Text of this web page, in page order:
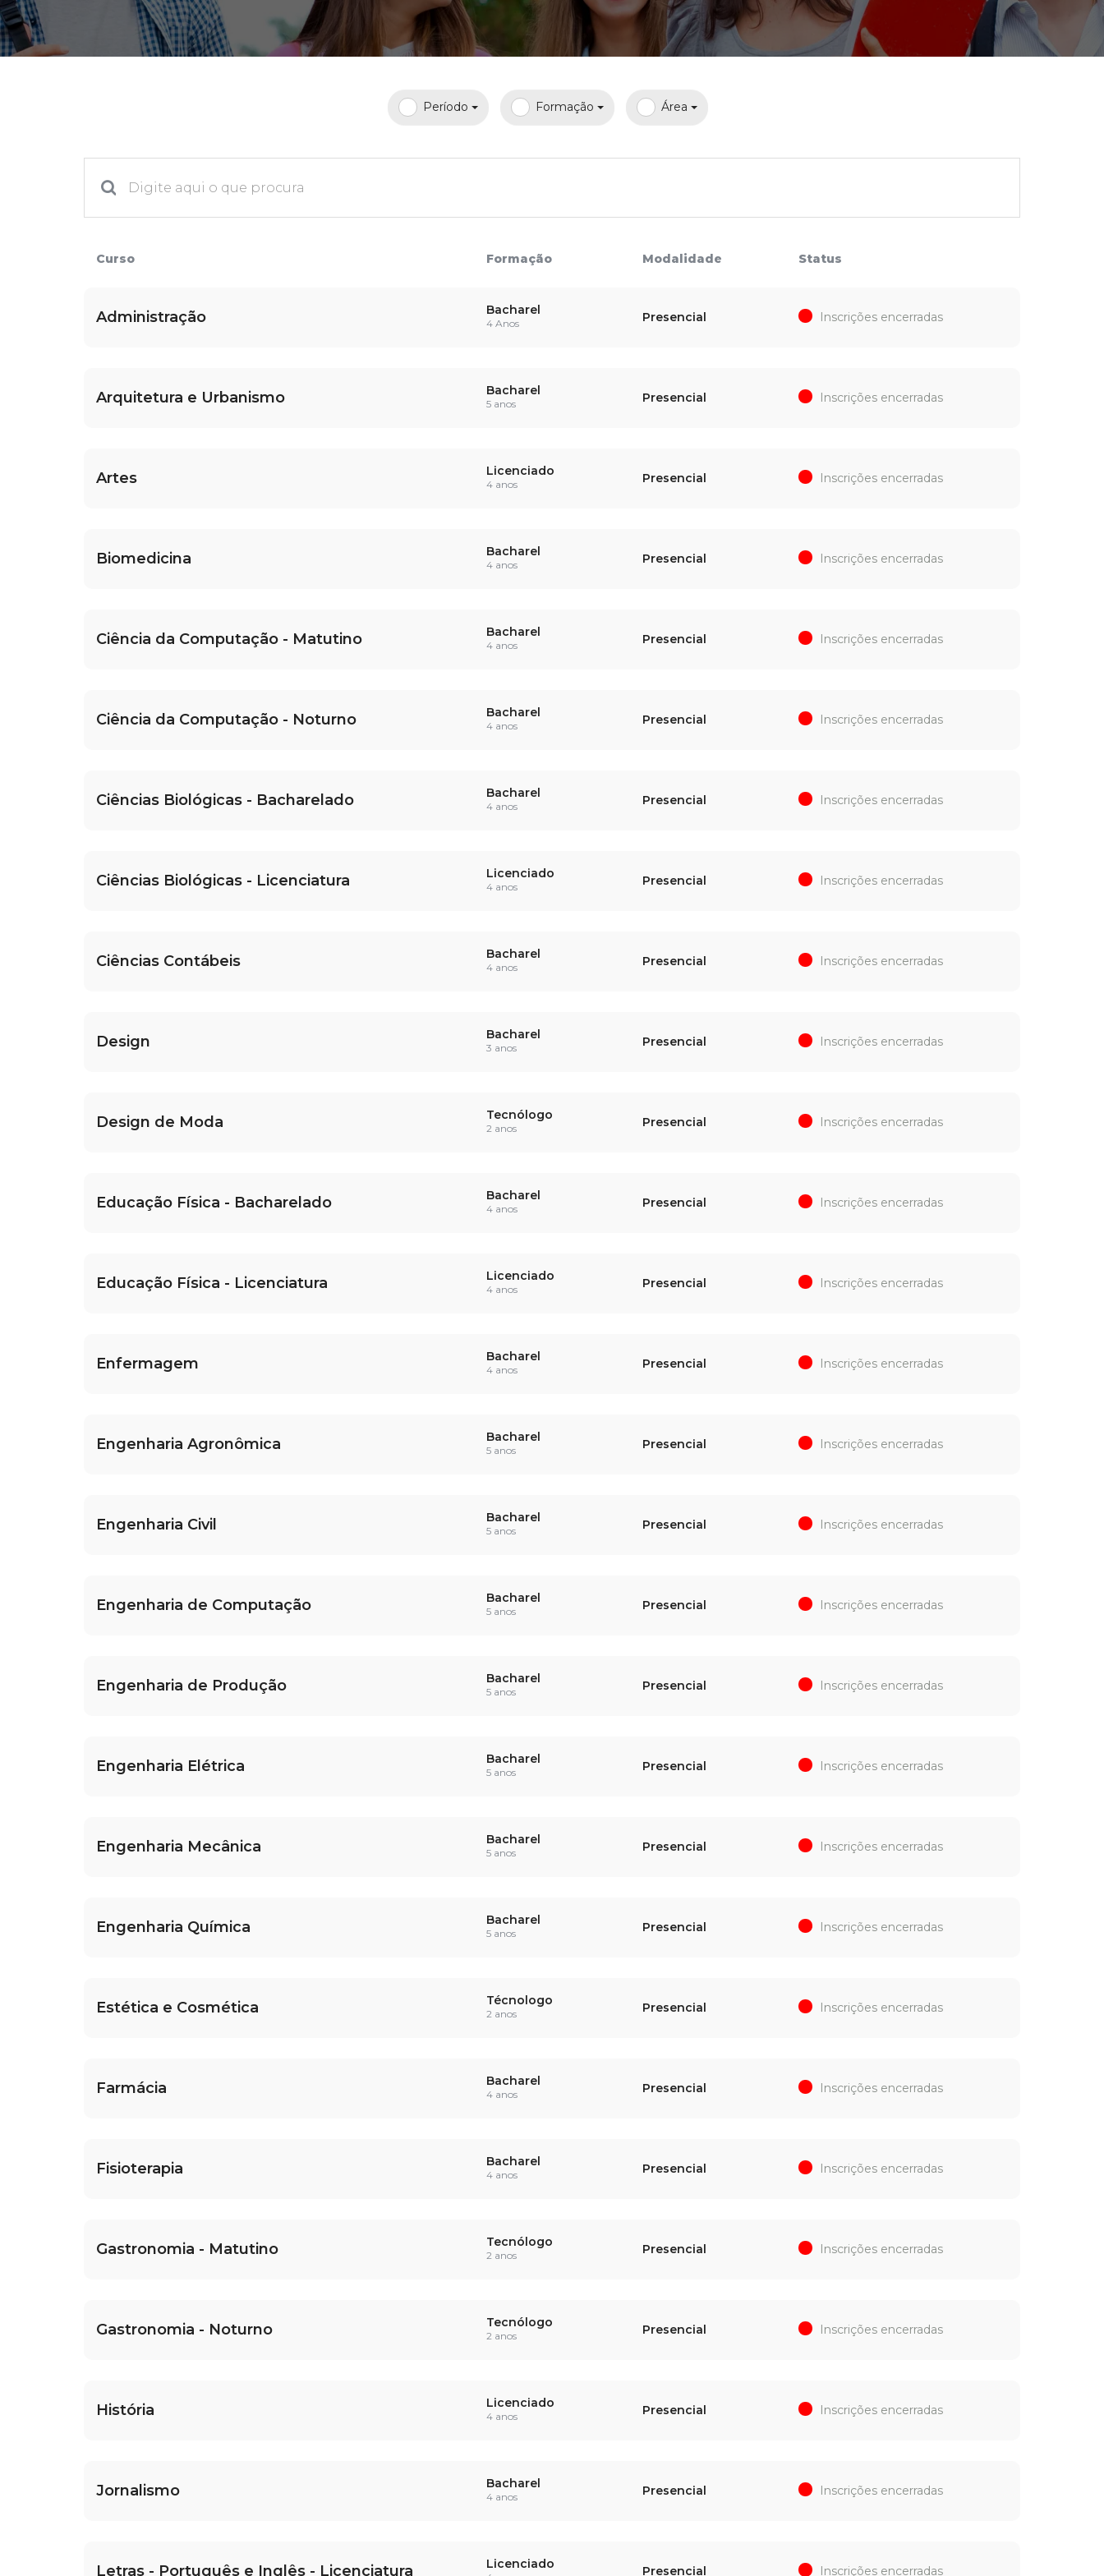
2ª Graduação
Reingresso
Calendário acadêmico
Internacionalização
Período Formação Área
Curso Formação Modalidade Status
Administração Bacharel
4 Anos Presencial Inscrições encerradas
Arquitetura e Urbanismo Bacharel
5 anos Presencial Inscrições encerradas
Artes Licenciado
4 anos Presencial Inscrições encerradas
Biomedicina Bacharel
4 anos Presencial Inscrições encerradas
Ciência da Computação - Matutino Bacharel
4 anos Presencial Inscrições encerradas
Ciência da Computação - Noturno Bacharel
4 anos Presencial Inscrições encerradas
Ciências Biológicas - Bacharelado Bacharel
4 anos Presencial Inscrições encerradas
Ciências Biológicas - Licenciatura Licenciado
4 anos Presencial Inscrições encerradas
Ciências Contábeis Bacharel
4 anos Presencial Inscrições encerradas
Design Bacharel
3 anos Presencial Inscrições encerradas
Design de Moda Tecnólogo
2 anos Presencial Inscrições encerradas
Educação Física - Bacharelado Bacharel
4 anos Presencial Inscrições encerradas
Educação Física - Licenciatura Licenciado
4 anos Presencial Inscrições encerradas
Enfermagem Bacharel
4 anos Presencial Inscrições encerradas
Engenharia Agronômica Bacharel
5 anos Presencial Inscrições encerradas
Engenharia Civil Bacharel
5 anos Presencial Inscrições encerradas
Engenharia de Computação Bacharel
5 anos Presencial Inscrições encerradas
Engenharia de Produção Bacharel
5 anos Presencial Inscrições encerradas
Engenharia Elétrica Bacharel
5 anos Presencial Inscrições encerradas
Engenharia Mecânica Bacharel
5 anos Presencial Inscrições encerradas
Engenharia Química Bacharel
5 anos Presencial Inscrições encerradas
Estética e Cosmética Técnologo
2 anos Presencial Inscrições encerradas
Farmácia Bacharel
4 anos Presencial Inscrições encerradas
Fisioterapia Bacharel
4 anos Presencial Inscrições encerradas
Gastronomia - Matutino Tecnólogo
2 anos Presencial Inscrições encerradas
Gastronomia - Noturno Tecnólogo
2 anos Presencial Inscrições encerradas
História Licenciado
4 anos Presencial Inscrições encerradas
Jornalismo Bacharel
4 anos Presencial Inscrições encerradas
Letras - Português e Inglês - Licenciatura Licenciado Presencial Inscrições encerradas